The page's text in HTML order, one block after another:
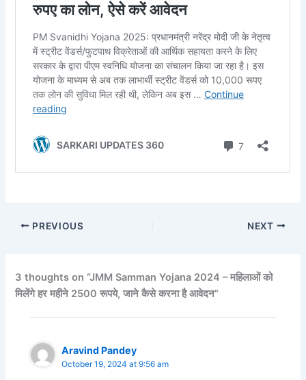
PREVIOUS NEXT
3 thoughts on “JMM Samman Yojana 2024 – महिलाओं को
मिलेंगे हर महीने 2500 रूपये, जाने कैसे करना है आवेदन”
Aravind Pandey
October 19, 2024 at 9:56 am